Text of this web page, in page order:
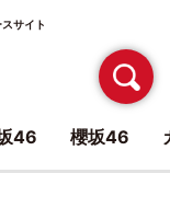
サイト
46 櫻坂46